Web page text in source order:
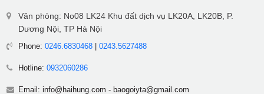
Văn phòng: No08 LK24 Khu đất dịch vụ LK20A, LK20B, P.
Dương Nội, TP Hà Nội
Phone: 0246.6830468| 0243.5627488
Hotline: 0932060286
Email: info@haihung.com - baogoiyta@gmail.com